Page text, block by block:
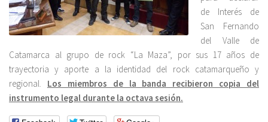
de Interés de
San Fernando
del Valle de
Catamarca al grupo de rock “La Maza”, por sus 17 años de
trayectoria y aporte a la identidad del rock catamarqueño y
regional. Los miembros de la banda recibieron copia del
instrumento legal durante la octava sesión.